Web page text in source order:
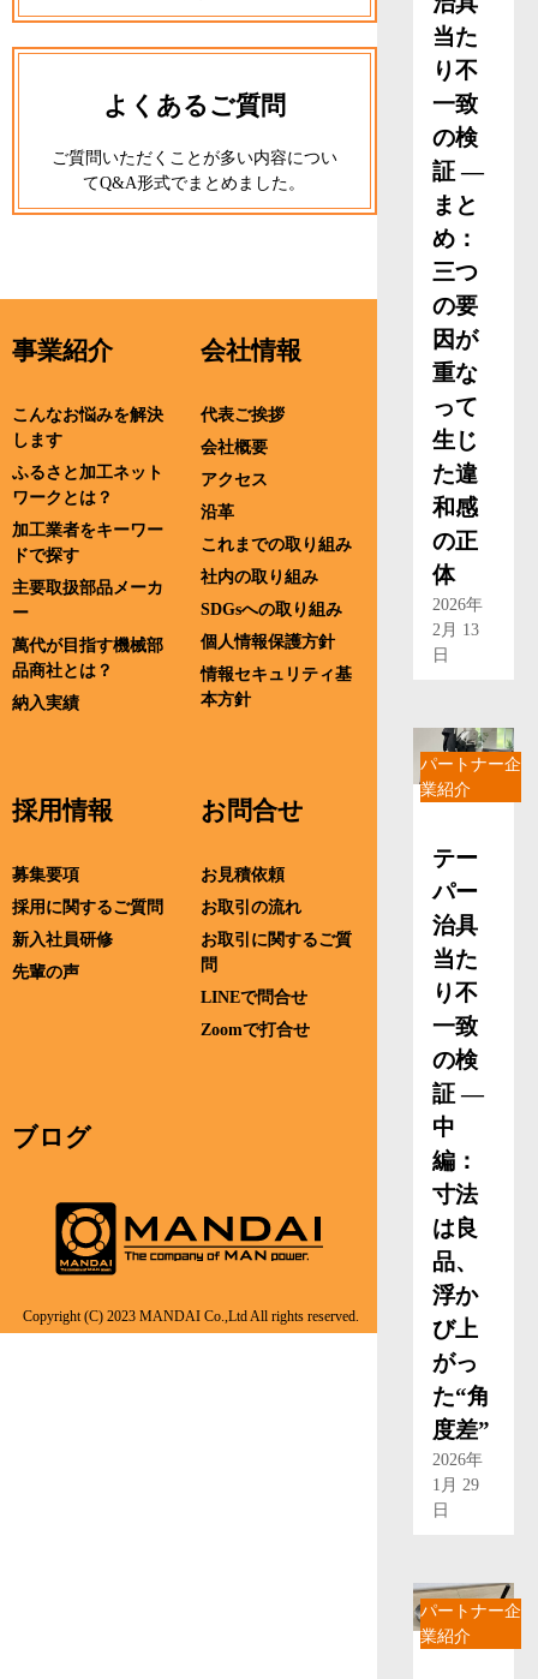
当た
り不
一致
の検
証 ―
まと
め：
三つ
の要
因が
重な
って
生じ
た違
和感
の正
体
2026年
2月 13
日
パートナー企
業紹介
テー
パー
治具
当た
り不
一致
の検
証 ―
中
編：
寸法
は良
品、
浮か
び上
がっ
た“角
度差”
2026年
1月 29
日
パートナー企
業紹介
よくあるご質問
ご質問いただくことが多い内容につい
てQ&A形式でまとめました。
事業紹介
こんなお悩みを解決
します
ふるさと加工ネット
ワークとは？
加工業者をキーワー
ドで探す
主要取扱部品メーカ
ー
萬代が目指す機械部
品商社とは？
納入実績
会社情報
代表ご挨拶
会社概要
アクセス
沿革
これまでの取り組み
社内の取り組み
SDGsへの取り組み
個人情報保護方針
情報セキュリティ基
本方針
採用情報
募集要項
採用に関するご質問
新入社員研修
先輩の声
お問合せ
お見積依頼
お取引の流れ
お取引に関するご質
問
LINEで問合せ
Zoomで打合せ
ブログ
Copyright (C) 2023 MANDAI Co.,Ltd All rights reserved.